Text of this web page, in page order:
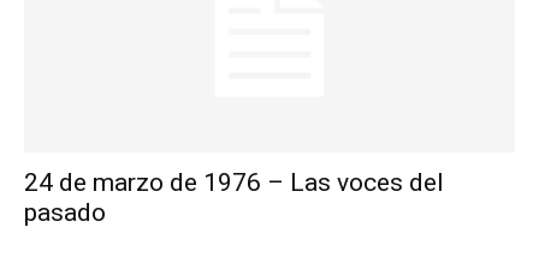
24 de marzo de 1976 – Las voces del
pasado